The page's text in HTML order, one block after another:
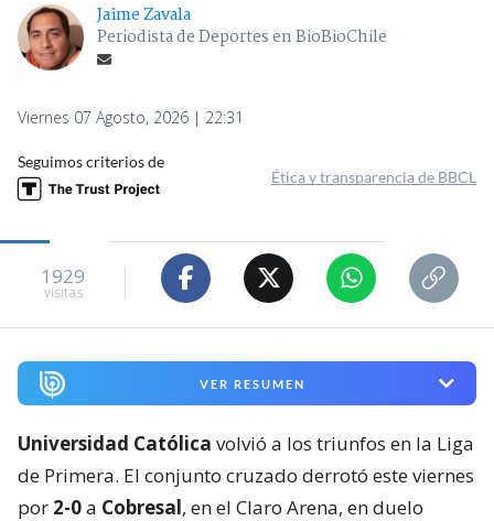
Jaime Zavala
Periodista de Deportes en BioBioChile
Viernes 07 Agosto, 2026 | 22:31
Seguimos criterios de
Ética y transparencia de BBCL
1929
visitas
VER RESUMEN
Universidad Católica volvió a los triunfos en la Liga
de Primera. El conjunto cruzado derrotó este viernes
por 2-0a Cobresal, en el Claro Arena, en duelo